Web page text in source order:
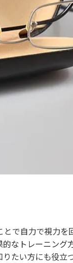
で自力で視力を
なトレーニング
たい方にも役立